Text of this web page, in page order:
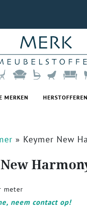
MERKEN HERSTOFFEREN
» Keymer New
meter
neem contact op!